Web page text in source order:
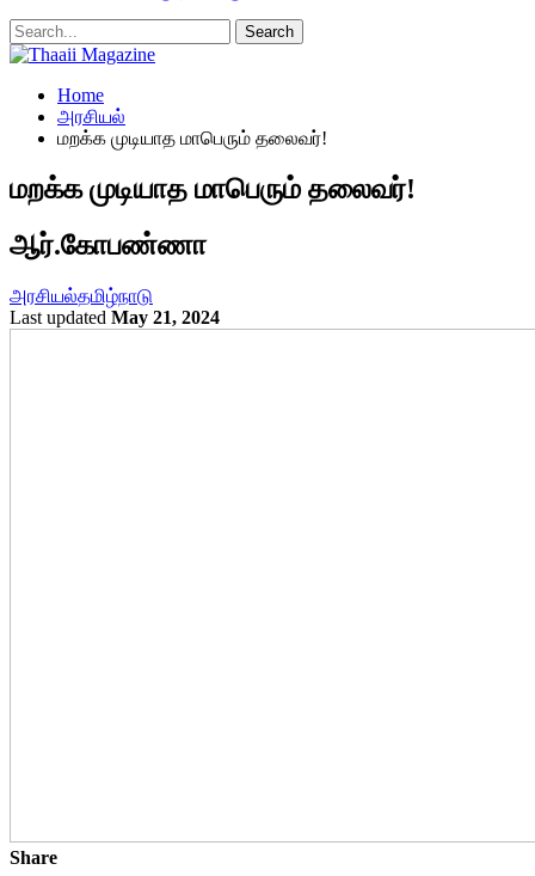
Home
அரசியல்
மறக்க முடியாத மாபெரும் தலைவர்!
மறக்க முடியாத மாபெரும் தலைவர்!
ஆர்.கோபண்ணா
அரசியல்தமிழ்நாடு
Last updated May 21, 2024
Share